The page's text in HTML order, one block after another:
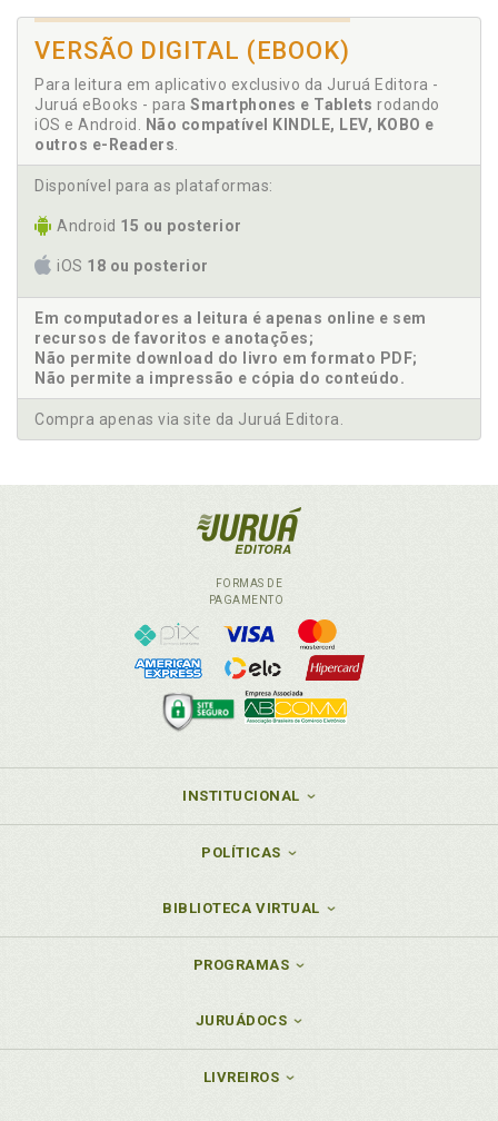
VERSÃO DIGITAL (EBOOK)
Para leitura em aplicativo exclusivo da Juruá Editora -
Juruá eBooks - para Smartphones e Tablets rodando
iOS e Android.
Não compatível KINDLE, LEV, KOBO e
outros e-Readers
Disponível para as plataformas:
Android 15 ou posterior
iOS 18 ou posterior
Em computadores a leitura é apenas online e sem
recursos de favoritos e anotações;
Não permite download do livro em formato PDF;
Não permite a impressão e cópia do conteúdo.
Compra apenas via site da Juruá Editora.
FORMAS DE
PAGAMENTO
INSTITUCIONAL
POLÍTICAS
BIBLIOTECA VIRTUAL
PROGRAMAS
JURUÁDOCS
LIVREIROS